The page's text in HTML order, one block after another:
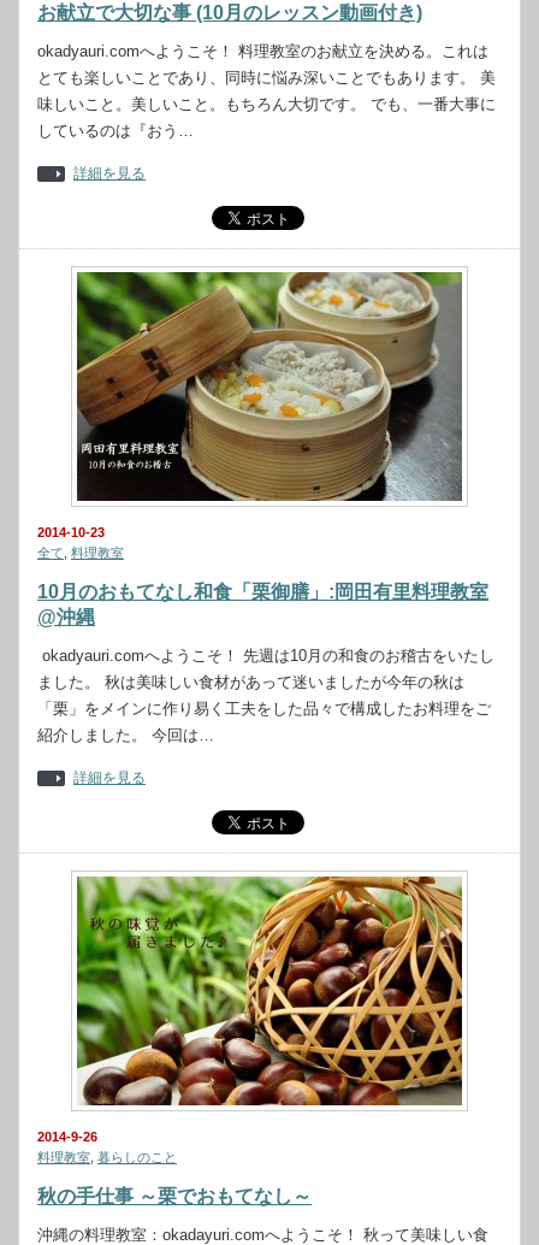
お献立で大切な事 (10月のレッスン動画付き)
okadyauri.comへようこそ！ 料理教室のお献立を決める。これは
とても楽しいことであり、同時に悩み深いことでもあります。 美
味しいこと。美しいこと。もちろん大切です。 でも、一番大事に
しているのは『おう…
詳細を見る
2014-10-23
全て 料理教室
10月のおもてなし和食「栗御膳」:岡田有里料理教室
@沖縄
okadyauri.comへようこそ！ 先週は10月の和食のお稽古をいたし
ました。 秋は美味しい食材があって迷いましたが今年の秋は
「栗」をメインに作り易く工夫をした品々で構成したお料理をご
紹介しました。 今回は…
詳細を見る
2014-9-26
料理教室 暮らしのこと
秋の手仕事 ～栗でおもてなし～
沖縄の料理教室：okadayuri.comへようこそ！ 秋って美味しい食